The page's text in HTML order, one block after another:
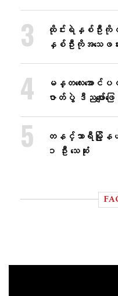
ထိုင်းရဲနှစ်ဦး
နှစ်ဦးကိုအသေဖ
မန္တလေးအောင်ပ
ဇာတ်ပွဲ ဒီညဖျော်ဖ
တနင်္သာရီမြို့န
၁ ဦး သေဆုံး